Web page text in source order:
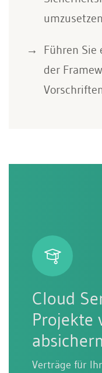
Führen Sie
der
Cloud
Projekte
absichern
Verträge für